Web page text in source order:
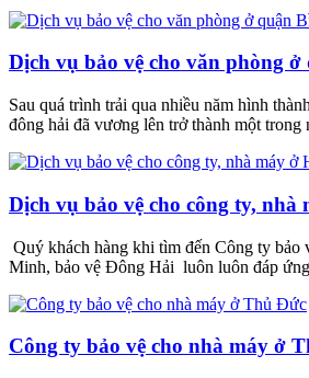
Dịch vụ bảo vệ cho văn phòng
Sau quá trình trải qua nhiều năm hình
đông hải đã vương lên trở thành một trong
Dịch vụ bảo vệ cho công ty, nhà
Quý khách hàng khi tìm đến Công ty bảo
Minh, bảo vệ Đông Hải luôn luôn đáp
Công ty bảo vệ cho nhà máy ở